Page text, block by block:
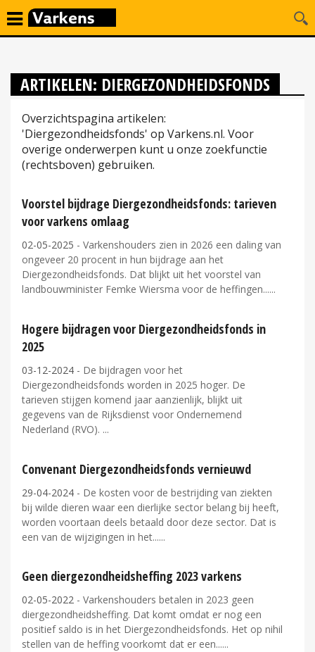
ARTIKELEN: DIERGEZONDHEIDSFONDS
Overzichtspagina artikelen:
'Diergezondheidsfonds' op Varkens.nl. Voor
overige onderwerpen kunt u onze zoekfunctie
(rechtsboven) gebruiken.
Voorstel bijdrage Diergezondheidsfonds: tarieven
voor varkens omlaag
02-05-2025 - Varkenshouders zien in 2026 een daling van
ongeveer 20 procent in hun bijdrage aan het
Diergezondheidsfonds. Dat blijkt uit het voorstel van
landbouwminister Femke Wiersma voor de heffingen...
Hogere bijdragen voor Diergezondheidsfonds in
2025
03-12-2024 - De bijdragen voor het
Diergezondheidsfonds worden in 2025 hoger. De
tarieven stijgen komend jaar aanzienlijk, blijkt uit
gegevens van de Rijksdienst voor Ondernemend
Nederland (RVO).
Convenant Diergezondheidsfonds vernieuwd
29-04-2024 - De kosten voor de bestrijding van ziekten
bij wilde dieren waar een dierlijke sector belang bij heeft,
worden voortaan deels betaald door deze sector. Dat is
een van de wijzigingen in het...
Geen diergezondheidsheffing 2023 varkens
02-05-2022 - Varkenshouders betalen in 2023 geen
diergezondheidsheffing. Dat komt omdat er nog een
positief saldo is in het Diergezondheidsfonds. Het op nihil
stellen van de heffing voorkomt dat er een...